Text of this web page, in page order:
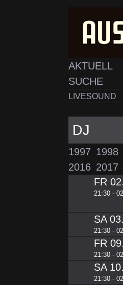
AKTUELL
SUCHE
LIVESOUND
DJ
1997 1998
2016 2017
FR
21:30 -
SA
21:30 -
FR
21:30 -
SA
21:30 -